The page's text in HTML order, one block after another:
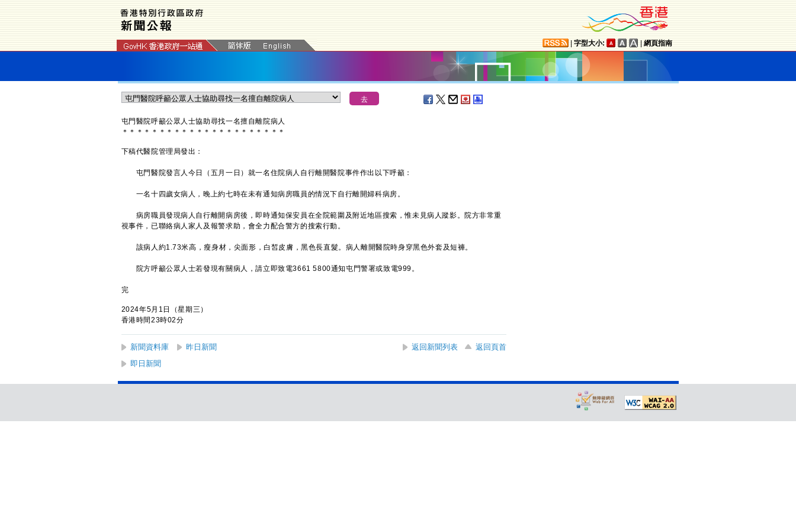
字型大小: 網頁指南
屯門醫院呼籲公眾人士協助尋找一名擅自離院病人
＊ ＊ ＊ ＊ ＊ ＊ ＊ ＊ ＊ ＊ ＊ ＊ ＊ ＊ ＊ ＊ ＊ ＊ ＊ ＊ ＊ ＊
下稿代醫院管理局發出：
屯門醫院發言人今日（五月一日）就一名住院病人自行離開醫院事件作出以下呼籲：
一名十四歲女病人，晚上約七時在未有通知病房職員的情況下自行離開婦科病房。
病房職員發現病人自行離開病房後，即時通知保安員在全院範圍及附近地區搜索，惟未見病人蹤影。院方非常重
視事件，已聯絡病人家人及報警求助，會全力配合警方的搜索行動。
該病人約1.73米高，瘦身材，尖面形，白皙皮膚，黑色長直髮。病人離開醫院時身穿黑色外套及短褲。
院方呼籲公眾人士若發現有關病人，請立即致電3661 5800通知屯門警署或致電999。
完
2024年5月1日（星期三）
香港時間23時02分
新聞資料庫 昨日新聞 返回新聞列表
返回頁首
即日新聞